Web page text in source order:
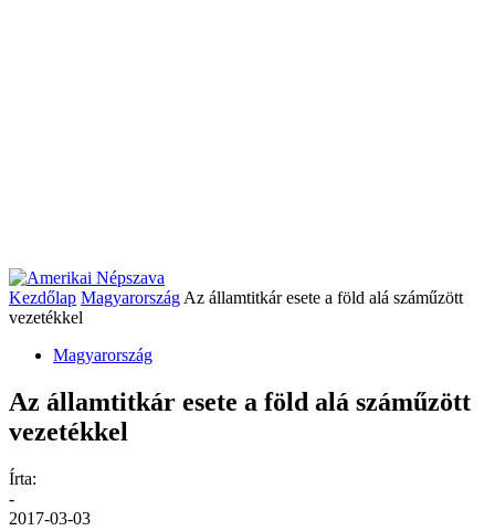
Kezdőlap Magyarország Az államtitkár esete a föld alá száműzött
vezetékkel
Magyarország
Az államtitkár esete a föld alá száműzött
vezetékkel
Írta:
-
2017-03-03